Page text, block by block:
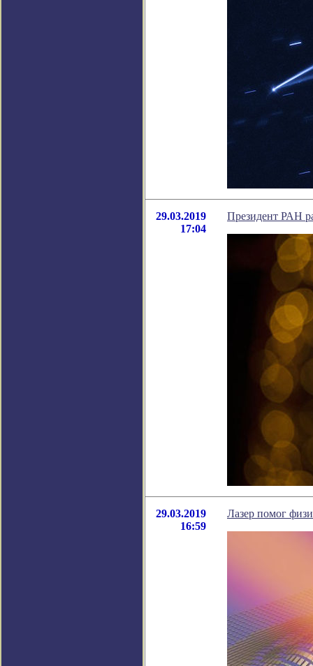
29.03.2019
17:04
Президент РАН
29.03.2019
16:59
Лазер помог